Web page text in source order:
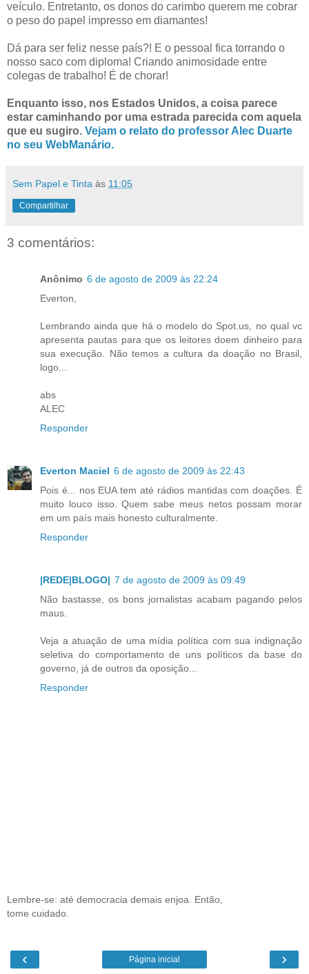
veículo. Entretanto, os donos do carimbo querem me cobrar
o peso do papel impresso em diamantes!
Dá para ser feliz nesse país?! E o pessoal fica torrando o
nosso saco com diploma! Criando animosidade entre
colegas de trabalho! É de chorar!
Enquanto isso, nos Estados Unidos, a coisa parece
estar caminhando por uma estrada parecida com aquela
que eu sugiro. Vejam o relato do professor Alec Duarte
no seu WebManário.
Sem Papel e Tinta às 11:05
Compartilhar
3 comentários:
Anônimo 6 de agosto de 2009 às 22:24
Everton,
Lembrando ainda que há o modelo do Spot.us, no qual vc
apresenta pautas para que os leitores doem dinheiro para
sua execução. Não temos a cultura da doação no Brasil,
logo...
abs
ALEC
Responder
Everton Maciel 6 de agosto de 2009 às 22:43
Pois é... nos EUA tem até rádios mantidas com doações. É
muito louco isso. Quem sabe meus netos possam morar
em um país mais honesto culturalmente.
Responder
|REDE|BLOGO| 7 de agosto de 2009 às 09:49
Não bastasse, os bons jornalistas acabam pagando pelos
maus.
Veja a atuação de uma mídia política com sua indignação
seletiva do comportamento de uns políticos da base do
governo, já de outros da oposição...
Responder
Lembre-se: até democracia demais enjoa. Então,
tome cuidado.
‹ ›
Página inicial